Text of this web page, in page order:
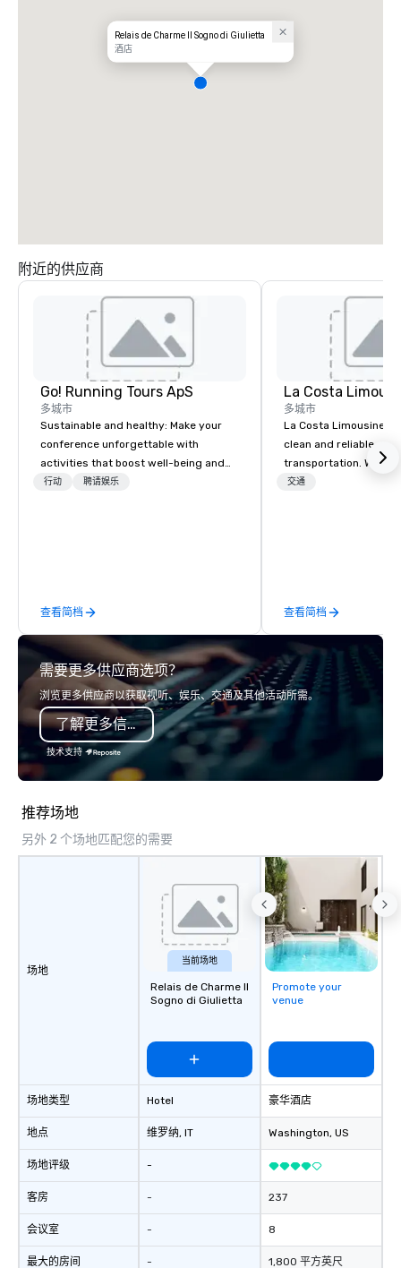
Relais de Charme Il Sogno di Giulietta
酒店
附近的供应商
Go! Running Tours ApS
多城市
Sustainable and healthy: Make your
conference unforgettable with
activities that boost well-being and
lower carbon footprints. Explore the
行动 聘请娱乐
查看简档
La Costa
多城市
La Costa Limousine
clean and reliable
transportation. We
with highly trained
late model luxury
highly experienced
team of chauffeurs
you will know quality
with La Costa
交通
查看简档
需要更多供应商选项？
浏览更多供应商以获取视听、娱乐、交通及其他活动所需。
了解更多信息
技术支持
推荐场地
另外 2 个场地匹配您的需要
场地
场地类型
地点
场地评级
客房
会议室
最大的房间
当前场地
Relais de Charme Il
Sogno di Giulietta
Hotel
维罗纳, IT
-
-
-
-
Promote your
venue
豪华酒店
Washington, US
237
8
1,800 平方英尺